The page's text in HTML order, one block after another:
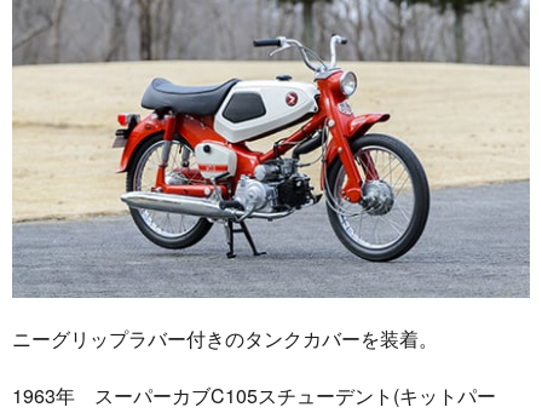
ニーグリップラバー付きのタンクカバーを装着。
1963年 スーパーカブC105スチューデント(キットパー